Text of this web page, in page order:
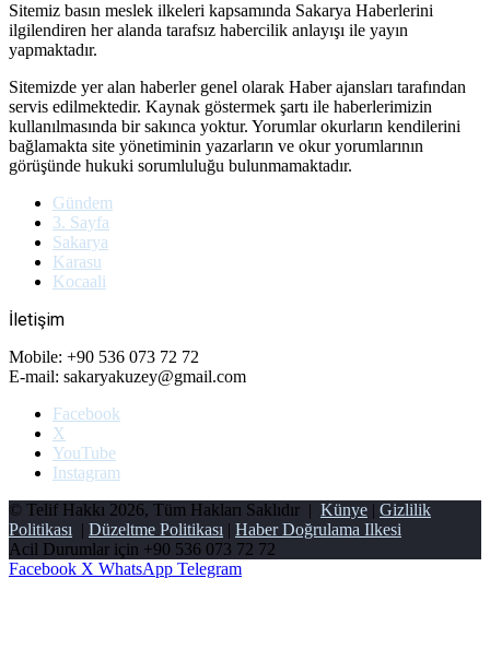
Sitemiz basın meslek ilkeleri kapsamında Sakarya Haberlerini
ilgilendiren her alanda tarafsız habercilik anlayışı ile yayın
yapmaktadır.
Sitemizde yer alan haberler genel olarak Haber ajansları tarafından
servis edilmektedir. Kaynak göstermek şartı ile haberlerimizin
kullanılmasında bir sakınca yoktur. Yorumlar okurların kendilerini
bağlamakta site yönetiminin yazarların ve okur yorumlarının
görüşünde hukuki sorumluluğu bulunmamaktadır.
Gündem
3. Sayfa
Sakarya
Karasu
Kocaali
İletişim
Mobile: +90 536 073 72 72
E-mail: sakaryakuzey@gmail.com
Facebook
X
YouTube
Instagram
© Telif Hakkı 2026, Tüm Hakları Saklıdır | Künye | Gizlilik
Politikası | Düzeltme Politikası | Haber Doğrulama Ilkesi
Acil Durumlar için +90 536 073 72 72
Facebook X WhatsApp Telegram